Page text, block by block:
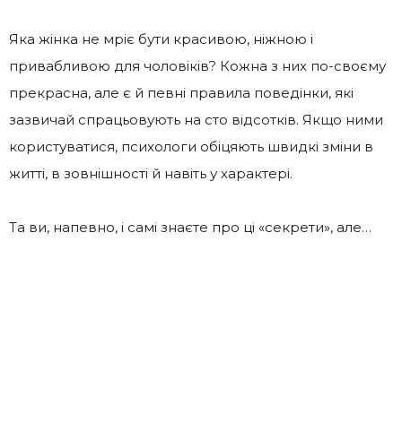
Яка жінка не мріє бути красивою, ніжною і
привабливою для чоловіків? Кожна з них по-своєму
прекрасна, але є й певні правила поведінки, які
зазвичай спрацьовують на сто відсотків. Якщо ними
користуватися, психологи обіцяють швидкі зміни в
житті, в зовнішності й навіть у характері.
Та ви, напевно, і самі знаєте про ці «секрети», але…